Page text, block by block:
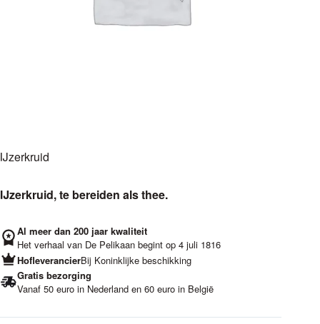
IJzerkruid
IJzerkruid, te bereiden als thee.
Al meer dan 200 jaar kwaliteit
Het verhaal van De Pelikaan begint op 4 juli 1816
HofleverancierBij Koninklijke beschikking
Gratis bezorging
Vanaf 50 euro in Nederland en 60 euro in België